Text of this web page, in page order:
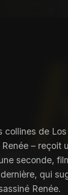
collines de
– reçoit
seconde,
qui
Renée.